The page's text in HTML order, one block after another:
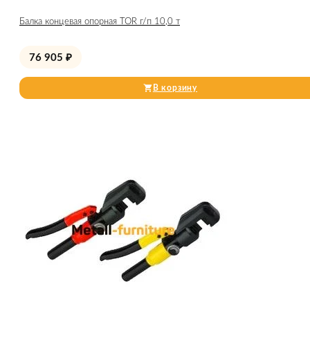
Балка концевая опорная TOR г/п 10,0 т
76 905 ₽
В корзину